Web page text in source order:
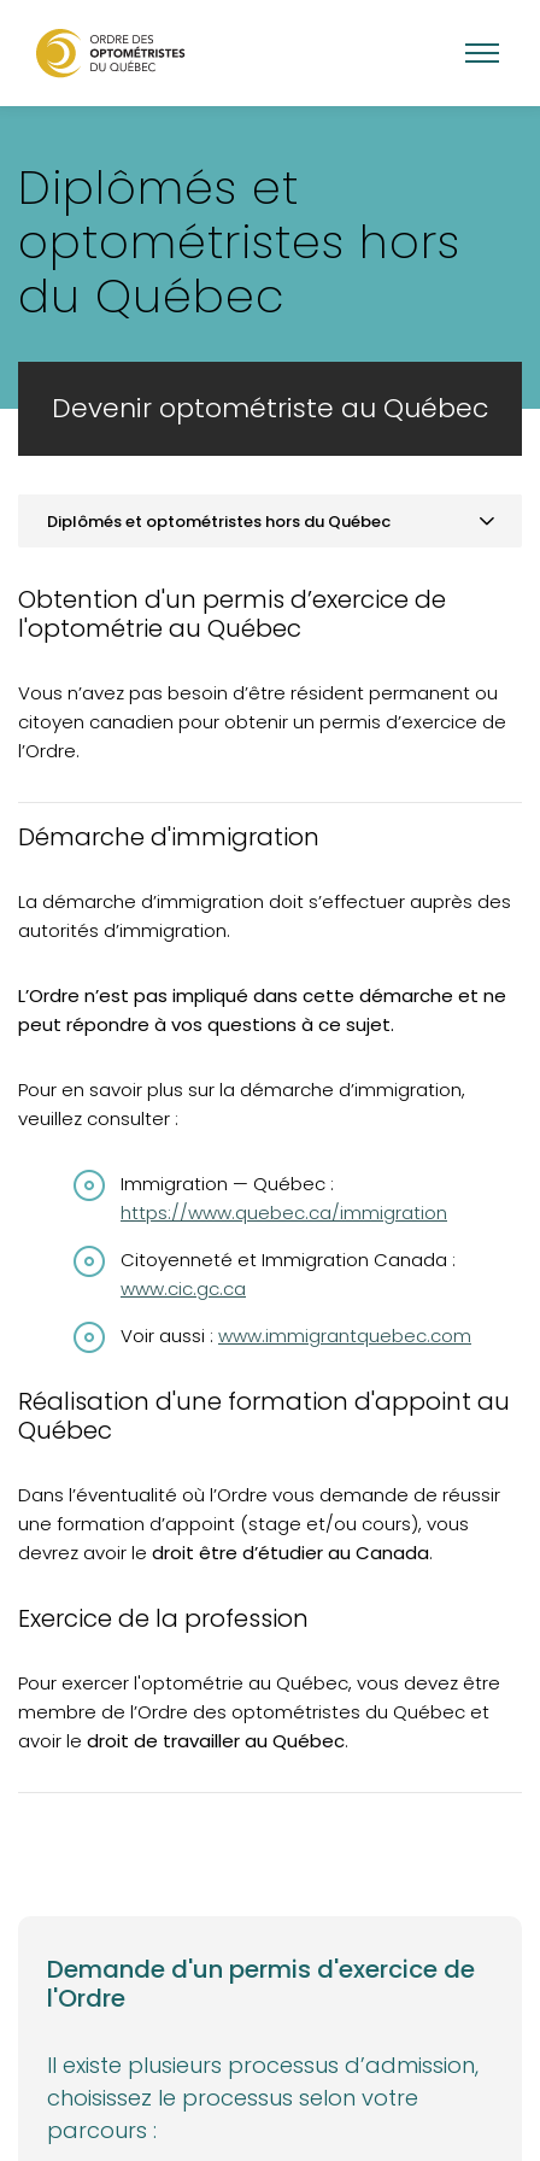
contenu
principal
Diplômés et
optométristes hors
du Québec
Devenir optométriste au Québec
Diplômés et optométristes hors du Québec
Diplômés du Québec
Diplômés et optométristes canadiens (hors
Québec) et des États-Unis
Questions fréquentes
Recours en révision, plainte et protection des droits des
Obtention d'un permis d’exercice de
l'optométrie au Québec
Vous n’avez pas besoin d’être résident permanent ou
citoyen canadien pour obtenir un permis d’exercice de
l’Ordre.
Démarche d'immigration
La démarche d’immigration doit s’effectuer auprès des
autorités d’immigration.
L’Ordre n’est pas impliqué dans cette démarche et ne
peut répondre à vos questions à ce sujet.
Pour en savoir plus sur la démarche d’immigration,
veuillez consulter :
Immigration — Québec :
https://www.quebec.ca/immigration
Citoyenneté et Immigration Canada :
www.cic.gc.ca
Voir aussi : (opens in a new tab)
www.immigrantquebec.com
Réalisation d'une formation d'appoint au
Québec
Dans l’éventualité où l’Ordre vous demande de réussir
une formation d’appoint (stage et/ou cours), vous
devrez avoir le droit être d’étudier au Canada.
Exercice de la profession
Pour exercer l'optométrie au Québec, vous devez être
membre de l’Ordre des optométristes du Québec et
avoir le droit de travailler au Québec.
Demande d'un permis d'exercice de
l'Ordre
Il existe plusieurs processus d’admission,
choisissez le processus selon votre
parcours :